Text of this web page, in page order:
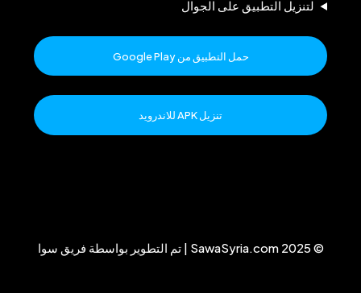
لتنزيل التطبيق على الجوال
حمل التطبيق من Google Play
تنزيل APK للاندرويد
© 2025 SawaSyria.com | تم التطوير بواسطة فريق سوا